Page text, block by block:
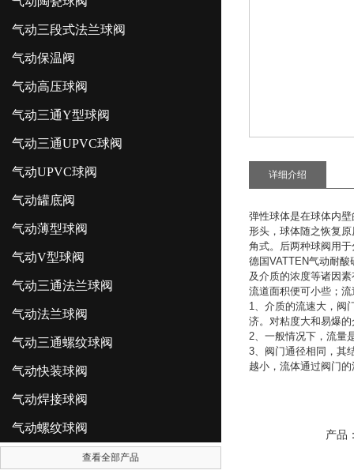
气动三段式法兰球阀
气动保温阀
气动高压球阀
气动三通Y型球阀
气动三通UPVC球阀
气动UPVC球阀
气动罐底阀
气动薄型球阀
气动V型球阀
气动三通法兰球阀
气动法兰球阀
气动三通螺纹球阀
气动快装球阀
气动焊接球阀
气动螺纹球阀
查看全部产品
详细介绍
弹性球体是在球体内
形头，球体随之恢复
角式。后两种球阀用
德国VATTEN气动耐酸
及介质的浓度等诸因
流道面积便可小些；
1、介质的流速大，阀
济。对粘度大和易爆
2、一般情况下，流量
3、阀门通径相同，其
越小，流体通过阀门
产品